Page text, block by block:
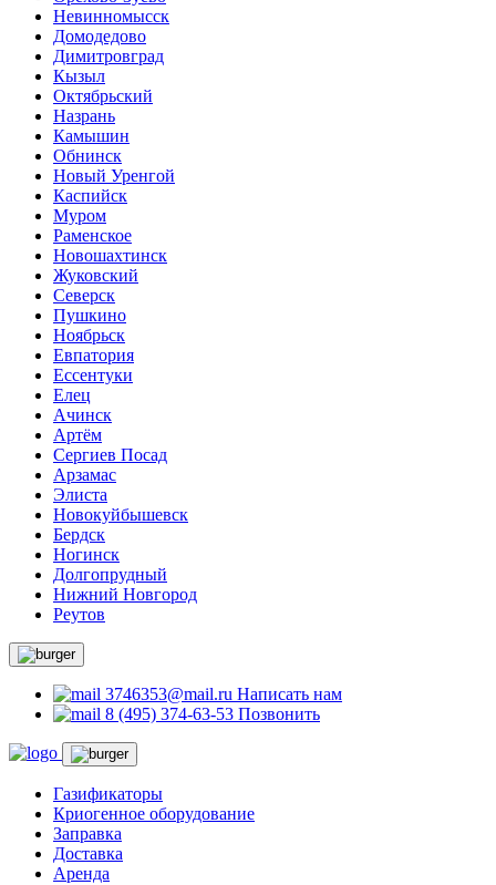
Невинномысск
Домодедово
Димитровград
Кызыл
Октябрьский
Назрань
Камышин
Обнинск
Новый Уренгой
Каспийск
Муром
Раменское
Новошахтинск
Жуковский
Северск
Пушкино
Ноябрьск
Евпатория
Ессентуки
Елец
Ачинск
Артём
Сергиев Посад
Арзамас
Элиста
Новокуйбышевск
Бердск
Ногинск
Долгопрудный
Нижний Новгород
Реутов
3746353@mail.ru Написать нам
8 (495) 374-63-53 Позвонить
Газификаторы
Криогенное оборудование
Заправка
Доставка
Аренда